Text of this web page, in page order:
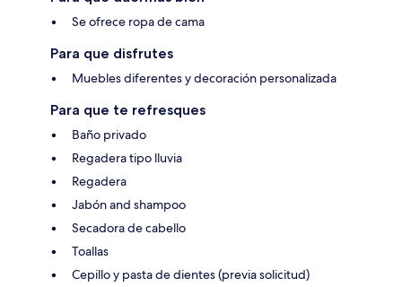
Se ofrece ropa de cama
Para que disfrutes
Muebles diferentes y decoración personalizada
Para que te refresques
Baño privado
Regadera tipo lluvia
Regadera
Jabón and shampoo
Secadora de cabello
Toallas
Cepillo y pasta de dientes (previa solicitud)